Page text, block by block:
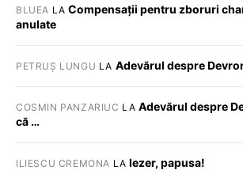
BLUEA LACompensații pentru zboruri
anulate
PETRUȘ LUNGU LA Adevărul despre
COSMIN PANZARIUC LA Adevărul despre
că …
ILIESCU CREMONA LA Iezer, papusa!